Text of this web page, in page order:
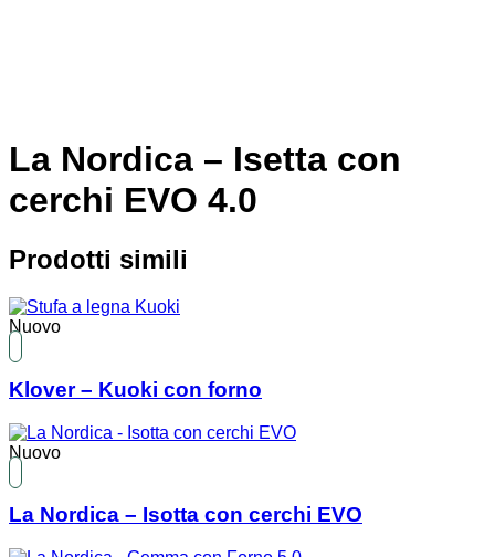
La Nordica – Isetta con
cerchi EVO 4.0
Prodotti simili
Nuovo
Klover – Kuoki con forno
Nuovo
La Nordica – Isotta con cerchi EVO